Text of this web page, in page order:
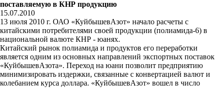
поставляемую в КНР продукцию
15.07.2010
13 июля 2010 г. ОАО «КуйбышевАзот» начало расчеты с
китайскими потребителями своей продукции (полиамида-6) в
национальной валюте КНР - юанях.
Китайский рынок полиамида и продуктов его переработки
является одним из основных направлений экспортных поставок
«КуйбышевАзота». Переход на юани позволит предприятию
минимизировать издержки, связанные с конвертацией валют и
колебанием курса доллара. «КуйбышевАзот» вошел в число